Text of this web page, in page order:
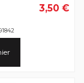
3,50 €